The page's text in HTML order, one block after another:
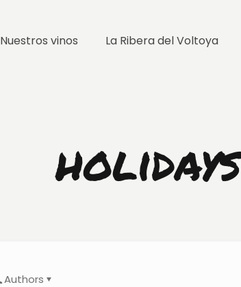
Nuestros vinos La Ribera del Voltoya
holidays
Authors